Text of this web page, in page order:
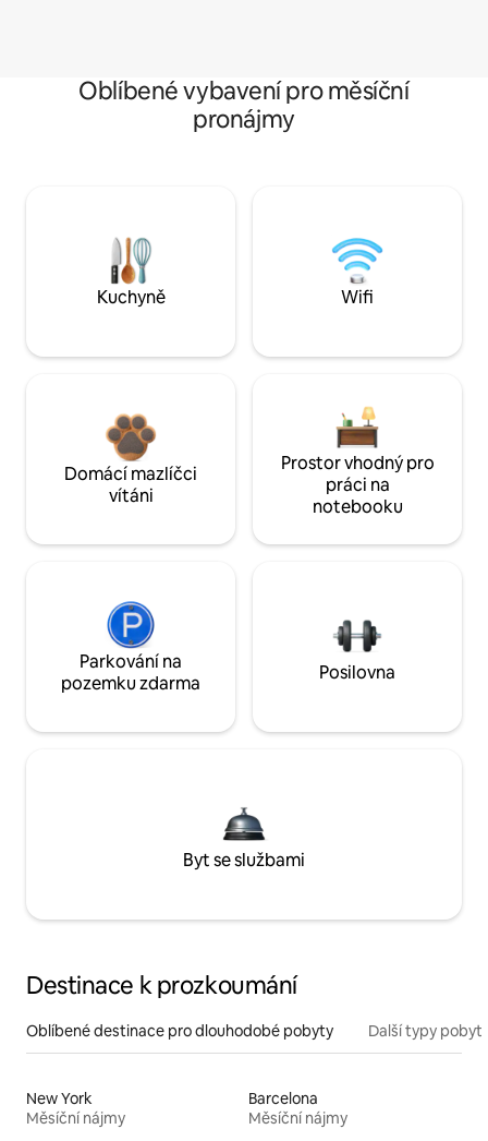
Oblíbené vybavení pro měsíční
pronájmy
Kuchyně Wifi
Domácí mazlíčci
vítáni
Prostor vhodný pro
práci na
notebooku
Parkování na
pozemku zdarma
Posilovna
Byt se službami
Destinace k prozkoumání
Oblíbené destinace pro dlouhodobé pobyty Další typy
New York
Měsíční nájmy
Barcelona
Měsíční nájmy